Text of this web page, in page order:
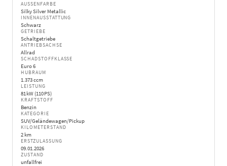
AUSSENFARBE
Silky Silver Metallic
INNENAUSSTATTUNG
Schwarz
GETRIEBE
Schaltgetriebe
ANTRIEBSACHSE
Allrad
SCHADSTOFFKLASSE
Euro 6
HUBRAUM
1.373 ccm
LEISTUNG
81 kW (110 PS)
KRAFTSTOFF
Benzin
KATEGORIE
SUV/Geländewagen/Pickup
KILOMETERSTAND
2 km
ERSTZULASSUNG
09.01.2026
ZUSTAND
unfallfrei